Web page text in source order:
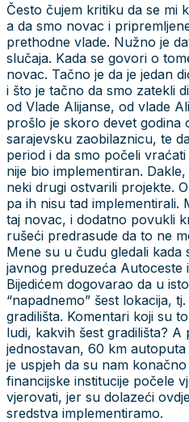
Često čujem kritiku da se mi
a da smo novac i
prethodne vlade. Nužno je
slučaja. Kada se govori o
novac. Tačno je da je jedan
i što je tačno da smo zatekli
od Vlade Alijanse, od vlade
prošlo je skoro devet godina
sarajevsku zaobilaznicu, te
period i da smo počeli
nije bio implementiran.
neki drugi ostvarili projekte.
pa ih nisu tad implementirali.
taj novac, i dodatno povukli
rušeći predrasude da to ne
Mene su u čudu gledali kada
javnog preduzeća Autoceste
Bijedićem dogovarao da u
“napadnemo” šest lokacija,
gradilišta. Komentari koji su
ludi, kakvih šest gradilišta? A
jednostavan, 60 km
je uspjeh da su nam
financijske institucije počele
vjerovati, jer su dolazeći
sredstva implementiramo.